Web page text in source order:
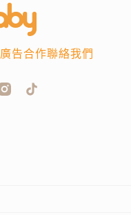
廣告合作聯絡我們